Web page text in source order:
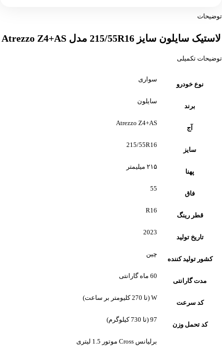
توضیحات
لاستیک سایلون سایز 215/55R16 مدل Atrezzo Z4+AS
توضیحات تکمیلی
نوع خودرو
سواری
برند
سایلون
آج
Atrezzo Z4+AS
سایز
215/55R16
پهنا
۲۱۵ میلیمتر
فاق
55
قطر رینگ
R16
تاریخ تولید
2023
کشور تولید کننده
چین
مدت گارانتی
60 ماه گارانتی
کد سرعت
W (تا 270 کلیومتر بر ساعت)
کد تحمل وزن
97 (تا 730 کیلوگرم)
برلیانس Cross موتور 1.5 لیتری